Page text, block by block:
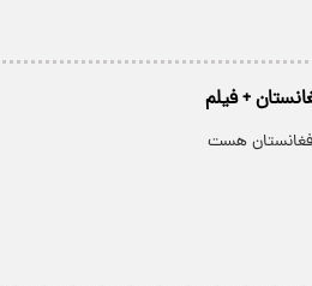
+ فیلم
هست